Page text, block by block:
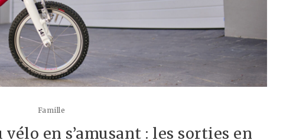
Famille
en s’amusant : les sorties en